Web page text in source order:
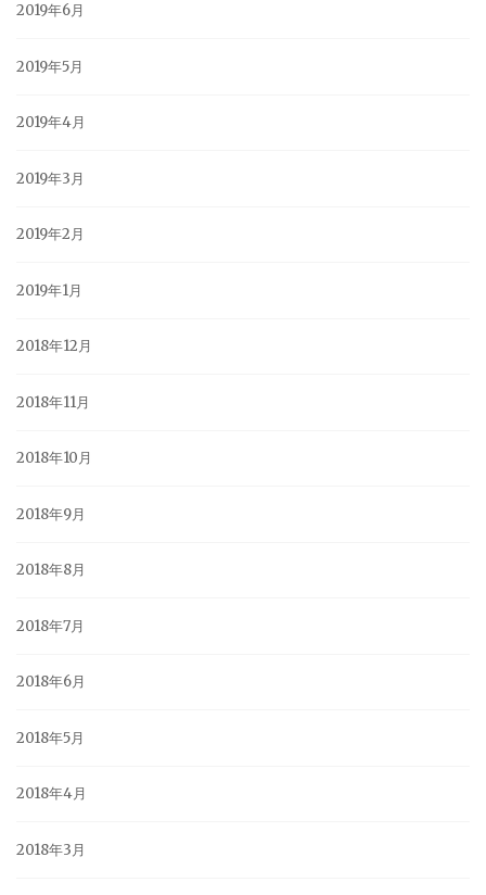
2019年6月
2019年5月
2019年4月
2019年3月
2019年2月
2019年1月
2018年12月
2018年11月
2018年10月
2018年9月
2018年8月
2018年7月
2018年6月
2018年5月
2018年4月
2018年3月